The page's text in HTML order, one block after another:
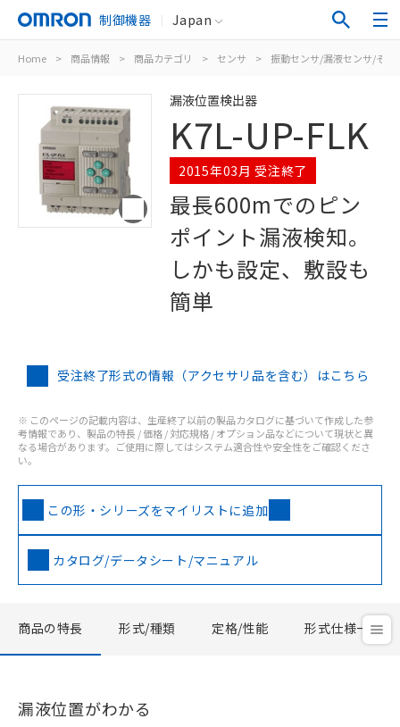
制御機器 Japan
Home > 商品情報 > 商品カテゴリ > センサ > 振動センサ/漏液センサ/その
漏液位置検出器
K7L-UP-FLK
2015年03月 受注終了
最長600mでのピン
ポイント漏液検知。
しかも設定、敷設も
簡単
受注終了形式の情報（アクセサリ品を含む）はこちら
※ このページの記載内容は、生産終了以前の製品カタログに基づいて作成した参
考情報であり、製品の特長 / 価格 / 対応規格 / オプション品などについて現状と異
なる場合があります。ご使用に際してはシステム適合性や安全性をご確認くださ
い。
この形・シリーズをマイリストに追加
カタログ/データシート/マニュアル
商品の特長 形式/種類 定格/性能 形式仕様一覧
漏液位置がわかる